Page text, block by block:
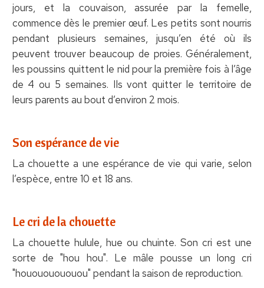
jours, et la couvaison, assurée par la femelle,
commence dès le premier œuf. Les petits sont nourris
pendant plusieurs semaines, jusqu’en été où ils
peuvent trouver beaucoup de proies. Généralement,
les poussins quittent le nid pour la première fois à l’âge
de 4 ou 5 semaines. Ils vont quitter le territoire de
leurs parents au bout d’environ 2 mois.
Son espérance de vie
La chouette a une espérance de vie qui varie, selon
l’espèce, entre 10 et 18 ans.
Le cri de la chouette
La chouette hulule, hue ou chuinte. Son cri est une
sorte de "hou hou". Le mâle pousse un long cri
"houououououou" pendant la saison de reproduction.